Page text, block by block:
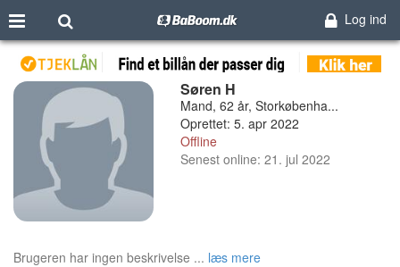
Log ind
Søren H
Mand, 62 år, Storkøbenha...
Oprettet: 5. apr 2022
Offline
Senest online: 21. jul 2022
Brugeren har ingen beskrivelse ... læs mere